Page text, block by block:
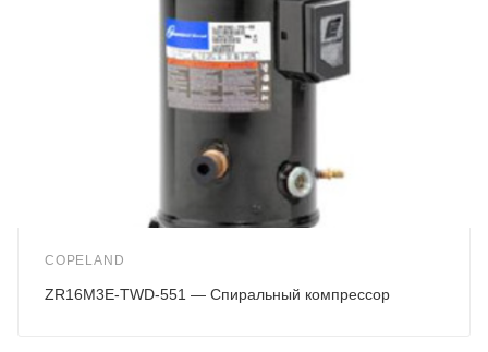
COPELAND
ZR16M3E-TWD-551 — Спиральный компрессор